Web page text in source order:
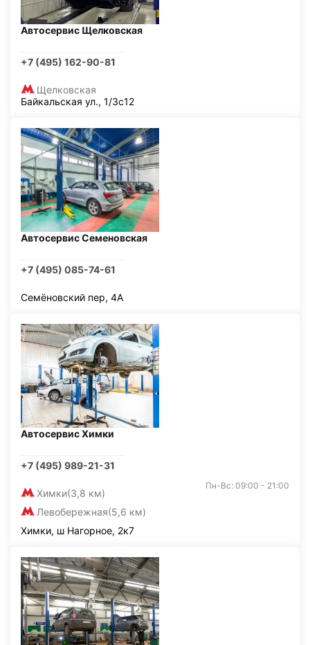
Автосервис Щелковская
+7 (495) 162-90-81
Щелковская
Байкальская ул., 1/3с12
Автосервис Семеновская
+7 (495) 085-74-61
Семёновский пер, 4А
Автосервис Химки
+7 (495) 989-21-31
Химки(3,8 км)
Левобережная(5,6 км)
Пн-Вс: 09:00 - 21:00
Химки, ш Нагорное, 2к7